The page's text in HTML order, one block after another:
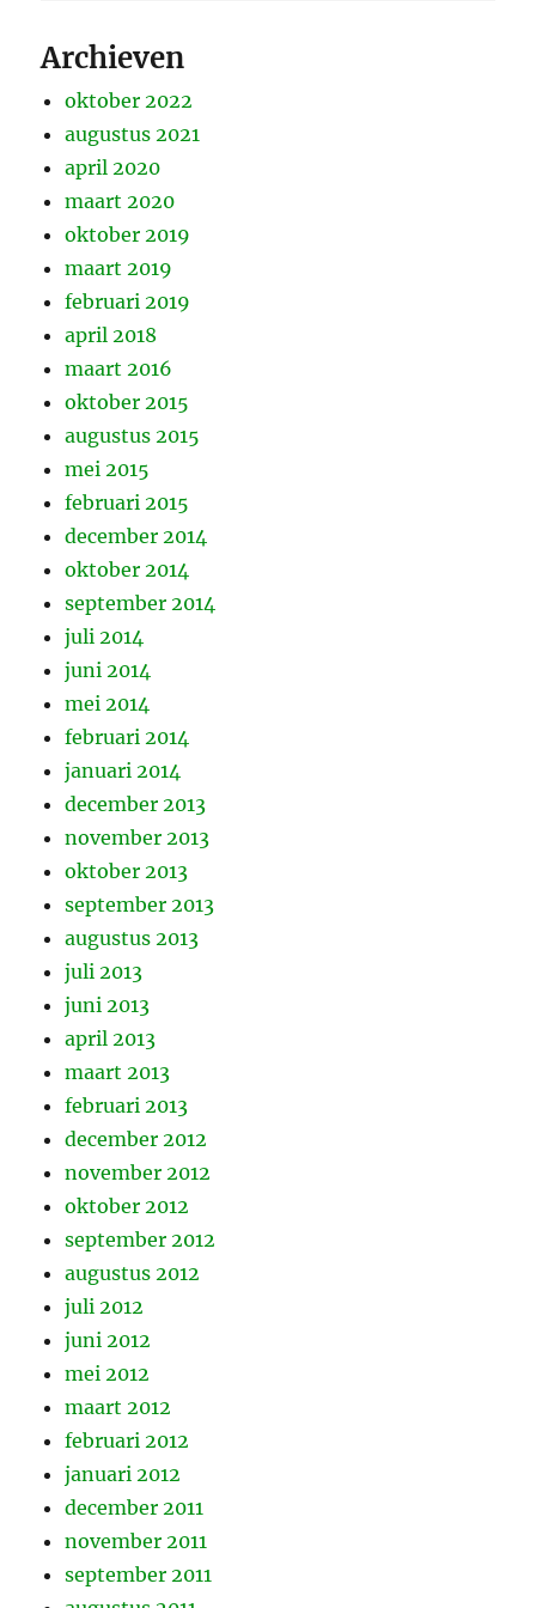
Archieven
oktober 2022
augustus 2021
april 2020
maart 2020
oktober 2019
maart 2019
februari 2019
april 2018
maart 2016
oktober 2015
augustus 2015
mei 2015
februari 2015
december 2014
oktober 2014
september 2014
juli 2014
juni 2014
mei 2014
februari 2014
januari 2014
december 2013
november 2013
oktober 2013
september 2013
augustus 2013
juli 2013
juni 2013
april 2013
maart 2013
februari 2013
december 2012
november 2012
oktober 2012
september 2012
augustus 2012
juli 2012
juni 2012
mei 2012
maart 2012
februari 2012
januari 2012
december 2011
november 2011
september 2011